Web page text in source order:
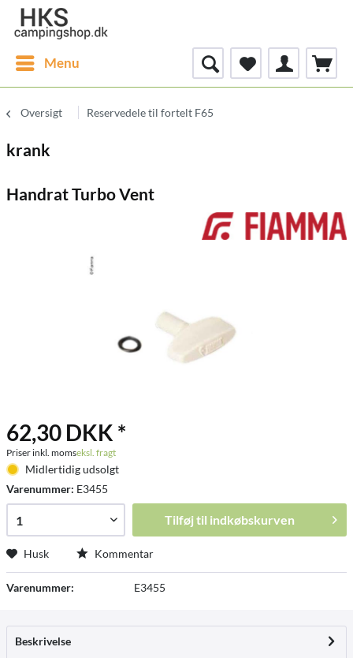
Menu
Oversigt Reservedele til fortelt F65
krank
Handrat Turbo Vent
62,30 DKK *
Priser inkl. momseksl. fragt
Midlertidig udsolgt
Varenummer: E3455
Tilføj til indkøbskurven
Husk Kommentar
Varenummer: E3455
Beskrivelse